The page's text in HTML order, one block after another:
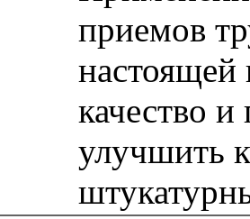
приемов
настоящей
качество и
улучшить